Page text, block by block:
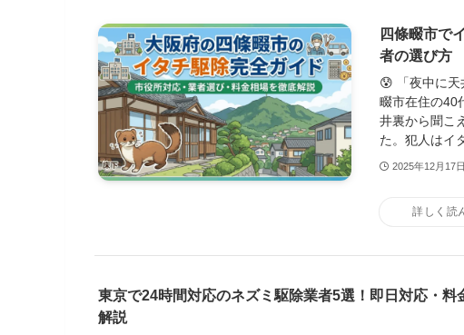
四條畷市で
者の選び方
😰 「夜中に
畷市在住の40
井裏から聞こ
た。犯人はイ
2025年12月17日
東京で24時間対応のネズミ駆除業者5選！即日対応・料
解説